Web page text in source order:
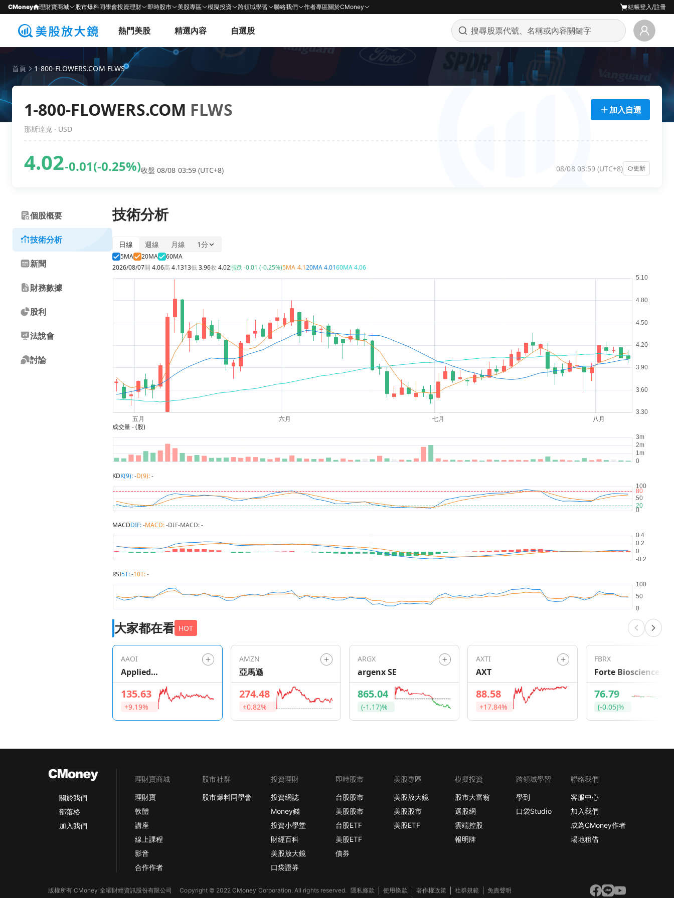
CMoney 理財寶商城 股市爆料同學會投資理財 即時股市 美股專區 模擬投資 跨領域學習 聯絡我們 作者專區關於CMoney 結帳登入/註冊
熱門美股 精選內容 自選股
首頁 1-800-FLOWERS.COM FLWS
1-800-FLOWERS.COM FLWS 加入自選
那斯達克 · USD
4.02-0.01(-0.25%)收盤 08/08 03:59 (UTC+8) 08/08 03:59 (UTC+8) 更新
個股概要
技術分析
新聞
財務數據
股利
法說會
討論
技術分析
日線 週線 月線 1分
5MA 20MA
60MA
2026/08/07開4.06高4.1313低3.96收 4.02漲跌-0.01 (-0.25%)5MA 4.120MA4.0160MA4.06
成交量- (股)
KDK(9):-D(9):-
MACDDIF:-MACD:-DIF-MACD:-
RSI5T:-10T:-
大家都在看 HOT
AAOI
Applied
Optoelectronics
135.63
+9.19%
AMZN
亞馬遜
274.48
+0.82%
ARGX
argenx SE
865.04
(-1.17)%
AXTI
AXT
88.58
+17.84%
FBRX
Forte Biosciences
76.79
(-0.05)%
關於我們
部落格
加入我們
理財寶商城
理財寶
軟體
講座
線上課程
影音
合作作者
股市社群
股市爆料同學會
投資理財
投資網誌
Money錢
投資小學堂
財經百科
美股放大鏡
口袋證券
即時股市
台股股市
美股股市
台股ETF
美股ETF
債券
美股專區
美股放大鏡
美股股市
美股ETF
模擬投資
股市大富翁
選股網
雲端控股
報明牌
跨領域學習
學到
口袋Studio
聯絡我們
客服中心
加入我們
成為CMoney作者
場地租借
版權所有 CMoney 全曜財經資訊股份有限公司Copyright © 2022 CMoney Corporation. All rights reserved. 隱私條款 使用條款 著作權政策 社群規範 免責聲明